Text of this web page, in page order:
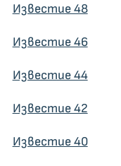
Известие 48
Известие 46
Известие 44
Известие 42
Известие 40